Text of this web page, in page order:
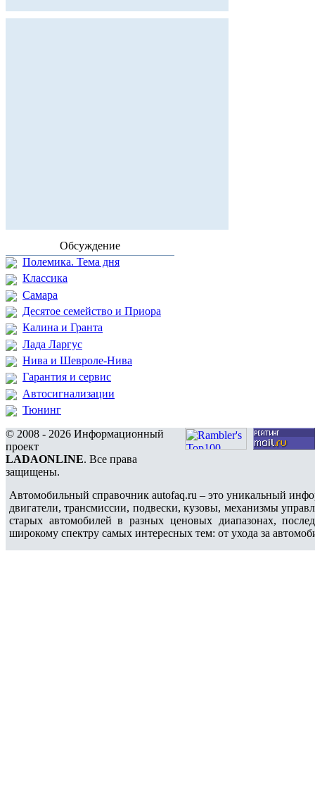
Обсуждение
Полемика. Тема дня
Классика
Самара
Десятое семейство и Приора
Калина и Гранта
Лада Ларгус
Нива и Шевроле-Нива
Гарантия и сервис
Автосигнализации
Тюнинг
© 2008 - 2026 Информационный
проект
LADAONLINE. Все права
защищены.
Автомобильный справочник autofaq.ru – это уникальный
двигатели, трансмиссии, подвески, кузовы, механизмы
старых автомобилей в разных ценовых диапазонах,
широкому спектру самых интересных тем: от ухода за